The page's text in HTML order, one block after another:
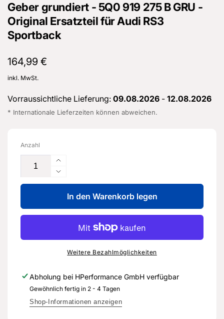
Geber grundiert - 5Q0 919 275 B GRU -
Original Ersatzteil für Audi RS3
Sportback
Normaler
Preis
164,99 €
inkl. MwSt.
Vorraussichtliche Lieferung: 09.08.2026 - 12.08.2026
* Internationale Lieferzeiten können abweichen.
Anzahl
Erhöhe
die
Menge
für
Geber
grundiert
5Q0
919
GRU
-
Original
Verringere
die
Menge
für
Geber
grundiert
-
5Q0
B
GRU
-
In den Warenkorb legen
Weitere Bezahlmöglichkeiten
Abholung bei HPerformance GmbH verfügbar
Gewöhnlich fertig in 2 - 4 Tagen
Shop-Informationen anzeigen